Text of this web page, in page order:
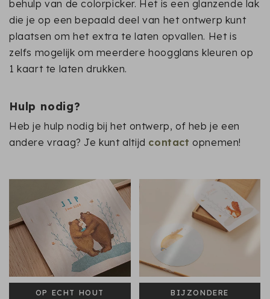
behulp van de colorpicker. Het is een glanzende lak
die je op een bepaald deel van het ontwerp kunt
plaatsen om het extra te laten opvallen. Het is
zelfs mogelijk om meerdere hoogglans kleuren op
1 kaart te laten drukken.
Hulp nodig?
Heb je hulp nodig bij het ontwerp, of heb je een
andere vraag? Je kunt altijd contact opnemen!
OP ECHT HOUT
BIJZONDERE